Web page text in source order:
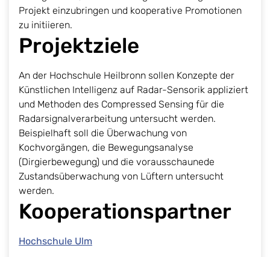
Projekt einzubringen und kooperative Promotionen
zu initiieren.
Projektziele
An der Hochschule Heilbronn sollen Konzepte der
Künstlichen Intelligenz auf Radar-Sensorik appliziert
und Methoden des Compressed Sensing für die
Radarsignalverarbeitung untersucht werden.
Beispielhaft soll die Überwachung von
Kochvorgängen, die Bewegungsanalyse
(Dirgierbewegung) und die vorausschaunede
Zustandsüberwachung von Lüftern untersucht
werden.
Kooperationspartner
Hochschule Ulm